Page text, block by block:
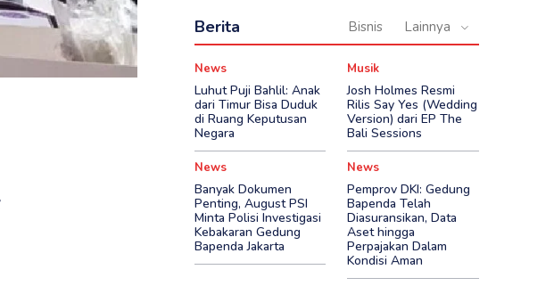
Berita Bisnis Lainnya
News
Luhut Puji Bahlil: Anak
dari Timur Bisa Duduk
di Ruang Keputusan
Negara
Musik
Josh Holmes Resmi
Rilis Say Yes (Wedding
Version) dari EP The
Bali Sessions
News
Banyak Dokumen
Penting, August PSI
Minta Polisi Investigasi
Kebakaran Gedung
Bapenda Jakarta
News
Pemprov DKI: Gedung
Bapenda Telah
Diasuransikan, Data
Aset hingga
Perpajakan Dalam
Kondisi Aman